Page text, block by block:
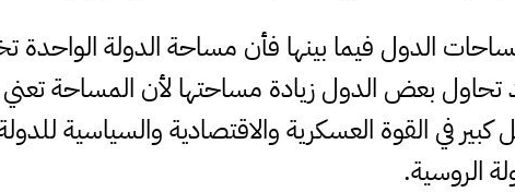
الدول فيما بينها فأن مساحة الدولة
بعض الدول زيادة مساحتها لأن المساحة تعني
في القوة العسكرية والاقتصادية والسياسية
الروسية.